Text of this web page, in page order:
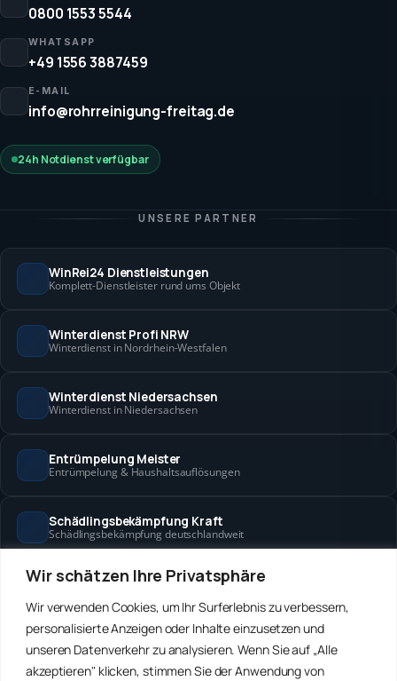
Wir schätzen Ihre Privatsphäre
Wir verwenden Cookies, um Ihr Surferlebnis zu verbessern,
personalisierte Anzeigen oder Inhalte einzusetzen und
unseren Datenverkehr zu analysieren. Wenn Sie auf „Alle
akzeptieren" klicken, stimmen Sie der Anwendung von
0800 1553 5544
WHATSAPP
+49 1556 3887459
E-MAIL
info@rohrreinigung-freitag.de
24h Notdienst verfügbar
UNSERE PARTNER
WinRei24 Dienstleistungen
Komplett-Dienstleister rund ums Objekt
Winterdienst Profi NRW
Winterdienst in Nordrhein-Westfalen
Winterdienst Niedersachsen
Winterdienst in Niedersachsen
Entrümpelung Meister
Entrümpelung & Haushaltsauflösungen
Schädlingsbekämpfung Kraft
Schädlingsbekämpfung deutschlandweit
Hanse Objektservice
Winterdienst Hansa
Winterdienst in Bremen & Hamburg